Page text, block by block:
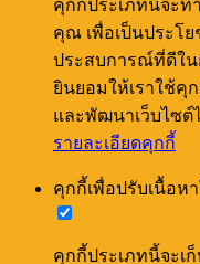
คุกกี้ประเภทนี้จะท
คุณ เพื่อเป็นประโ
ประสบการณ์ที่ดีใน
ยินยอมให้เราใช้คุ
และพัฒนาเว็บไซต์
รายละเอียดคุกกี้
คุกกี้เพื่อปรับเนื้อห
คุกกี้ประเภทนี้จะเ